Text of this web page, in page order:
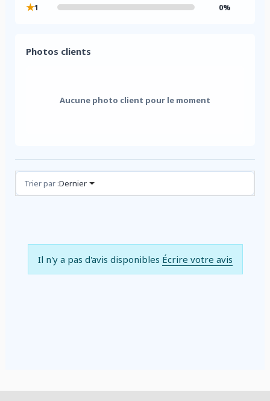
★1 0%
Photos clients
Aucune photo client pour le moment
Avis (0)
Trier par :Dernier
Il n'y a pas d'avis disponibles Écrire votre avis